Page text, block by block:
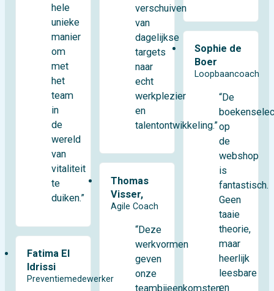
hele
unieke
manier
om
met
het
team
in
de
wereld
van
vitaliteit
te
duiken.”
Fatima El
Idrissi
Preventiemedewerker
verschuiven
van
dagelijkse
targets
naar
echt
werkplezier
en
talentontwikkeling.”
Thomas
Visser,
Agile Coach
“Deze
werkvormen
geven
onze
teambijeenkomsten
Sophie de
Boer
Loopbaancoach
“De
op
de
webshop
is
fantastisch.
Geen
taaie
theorie,
maar
heerlijk
leesbare
en